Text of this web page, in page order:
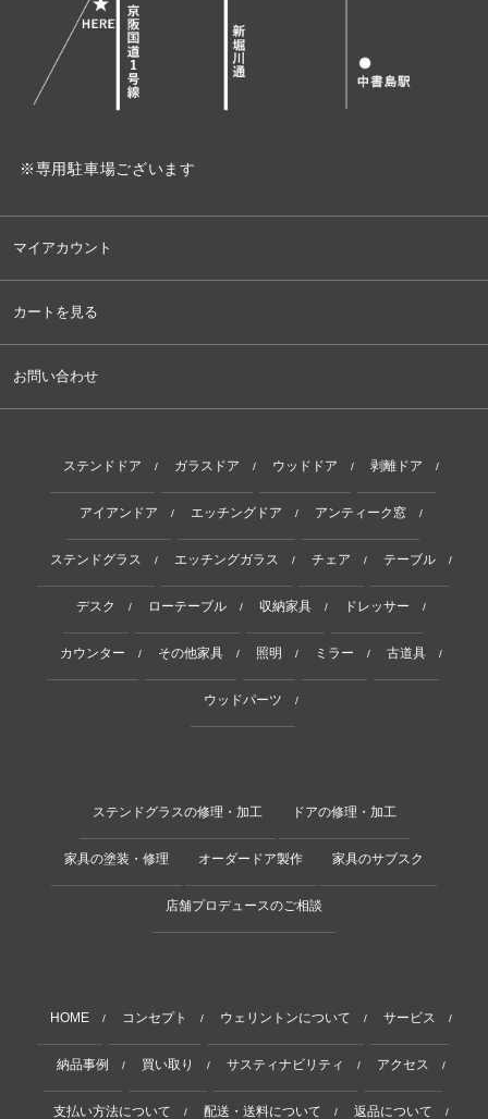
※専用駐車場ございます
マイアカウント
カートを見る
お問い合わせ
ステンドドア / ガラスドア / ウッドドア / 剥離ドア /
アイアンドア / エッチングドア / アンティーク窓 /
ステンドグラス / エッチングガラス / チェア / テーブル /
デスク / ローテーブル / 収納家具 / ドレッサー /
カウンター / その他家具 / 照明 / ミラー / 古道具 /
ウッドパーツ /
ステンドグラスの修理・加工 ドアの修理・加工
家具の塗装・修理 オーダードア製作 家具のサブスク
店舗プロデュースのご相談
HOME / コンセプト / ウェリントンについて / サービス /
納品事例 / 買い取り / サスティナビリティ / アクセス /
支払い方法について / 配送・送料について / 返品について /